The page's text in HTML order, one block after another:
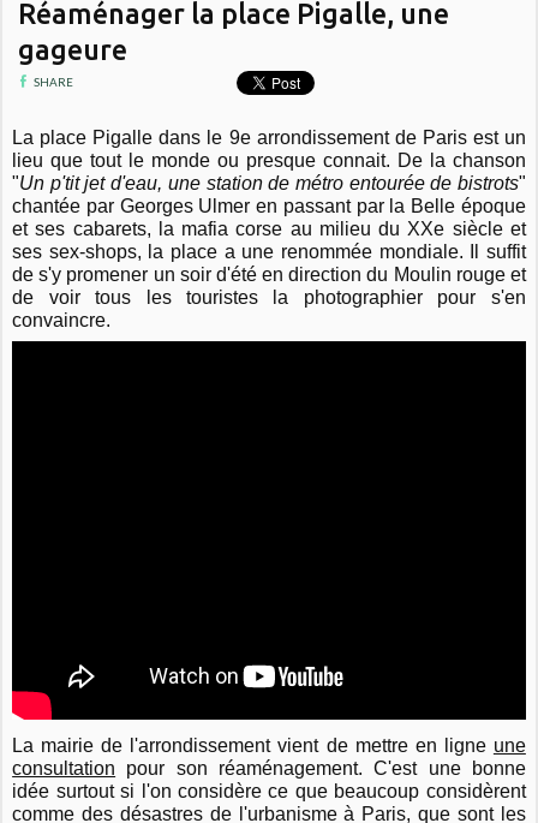
Réaménager la place Pigalle, une
gageure
SHARE
La place Pigalle dans le 9e arrondissement de Paris est un
lieu que tout le monde ou presque connait. De la chanson
"Un p'tit jet d'eau, une station de métro entourée de bistrots"
chantée par Georges Ulmer en passant par la Belle époque
et ses cabarets, la mafia corse au milieu du XXe siècle et
ses sex-shops, la place a une renommée mondiale. Il suffit
de s'y promener un soir d'été en direction du Moulin rouge et
de voir tous les touristes la photographier pour s'en
convaincre.
La mairie de l'arrondissement vient de mettre en ligne une
consultation pour son réaménagement. C'est une bonne
idée surtout si l'on considère ce que beaucoup considèrent
comme des désastres de l'urbanisme à Paris, que sont les